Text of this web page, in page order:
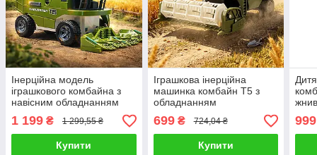
Інерційна модель
іграшкового комбайна з
навісним обладнанням
дитині для гри в фермера
4 предмети машинка
причіп світло звук
1 199 ₴ 1 299,55 ₴
Купити
Іграшкова інерційна
машинка комбайн T5 з
обладнанням
Інтерактивна іграшка для
юного фермера трактор 2
види дитяча техніка
699₴ 724,04 ₴
Купити
999